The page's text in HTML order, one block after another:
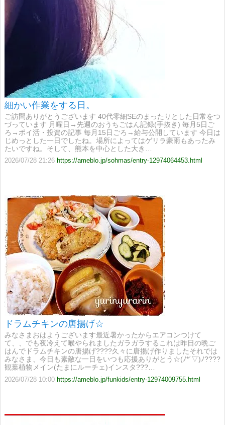
細かい作業をする日。
ご訪問ありがとうございます 40代零細SEのまったりとした日常をつ
づっています 月曜日→先週のおうちごはん記録(手抜き) 毎月5日ご
ろ→ポイ活・投資の記事 毎月15日ごろ→給与公開しています 今日は
じめっとした一日でしたね。場所によってはゲリラ豪雨もあったみ
たいですね。そして、熊本を中心とした大き…
2026/07/28 21:26 https://ameblo.jp/sohmas/entry-12974064453.html
ドラムチキンの唐揚げ☆
みなさまおはようございます最近暑かったからエアコンつけて
て、、でも夜冷えて喉やられましたガラガラするこれは昨日の晩ご
はんでドラムチキンの唐揚げ????久々に唐揚げ作りましたそれでは
みなさま、今日も素敵な一日をいつも応援ありがとう☆(ﾉ*´▽)ﾉ????
観葉植物メイン(たまにルーチェ)インスタ???…
2026/07/28 10:00 https://ameblo.jp/funkids/entry-12974009755.html